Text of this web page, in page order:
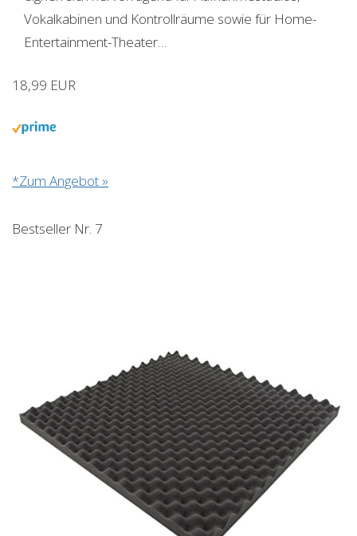
Vokalkabinen und Kontrollräume sowie für Home-
Entertainment-Theater…
18,99 EUR
*Zum Angebot »
Bestseller Nr. 7